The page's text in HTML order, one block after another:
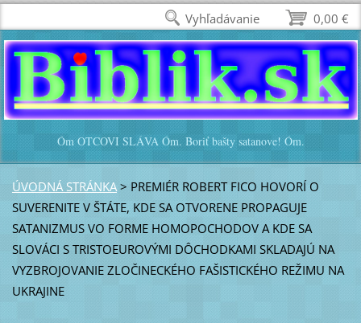
Óm OTCOVI SLÁVA Óm. Boriť bašty satanove! Óm.
ÚVODNÁ STRÁNKA > PREMIÉR ROBERT FICO HOVORÍ O
SUVERENITE V ŠTÁTE, KDE SA OTVORENE PROPAGUJE
SATANIZMUS VO FORME HOMOPOCHODOV A KDE SA
SLOVÁCI S TRISTOEUROVÝMI DÔCHODKAMI SKLADAJÚ NA
VYZBROJOVANIE ZLOČINECKÉHO FAŠISTICKÉHO REŽIMU NA
UKRAJINE
0,00 €
Vyhľadávanie